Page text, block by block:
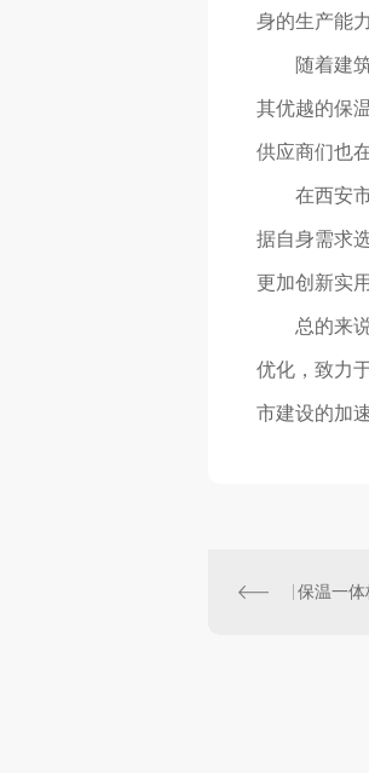
身的生产能
随着建
其优越的保
供应商们也
在西安
据自身需求
更加创新实
总的来
优化，致力
市建设的加